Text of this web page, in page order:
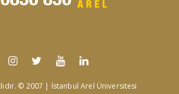
© 2007 | İstanbul Arel Üniversitesi